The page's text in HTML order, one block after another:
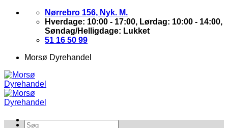
Skip
Nørrebro 156, Nyk. M.
Hverdage: 10:00 - 17:00, Lørdag: 10:00 - 14:00,
Søndag/Helligdage: Lukket
51 16 50 99
Morsø Dyrehandel